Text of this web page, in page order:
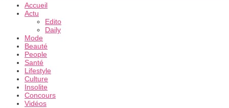
Accueil
Actu
Edito
Daily
Mode
Beauté
People
Santé
Lifestyle
Culture
Insolite
Concours
Vidéos